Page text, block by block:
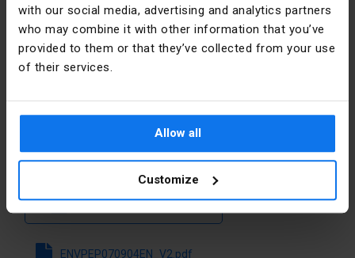
with our social media, advertising and analytics partners
who may combine it with other information that you’ve
provided to them or that they’ve collected from your use
of their services.
Allow all
Customize
Materiał
Pomarańczowy
rozwiernych
styków
Adres
02-673
Warszawa
Konstruktorska
12 Polska
Pliki do pobrania
ENVPEP070904EN_V2.pdf